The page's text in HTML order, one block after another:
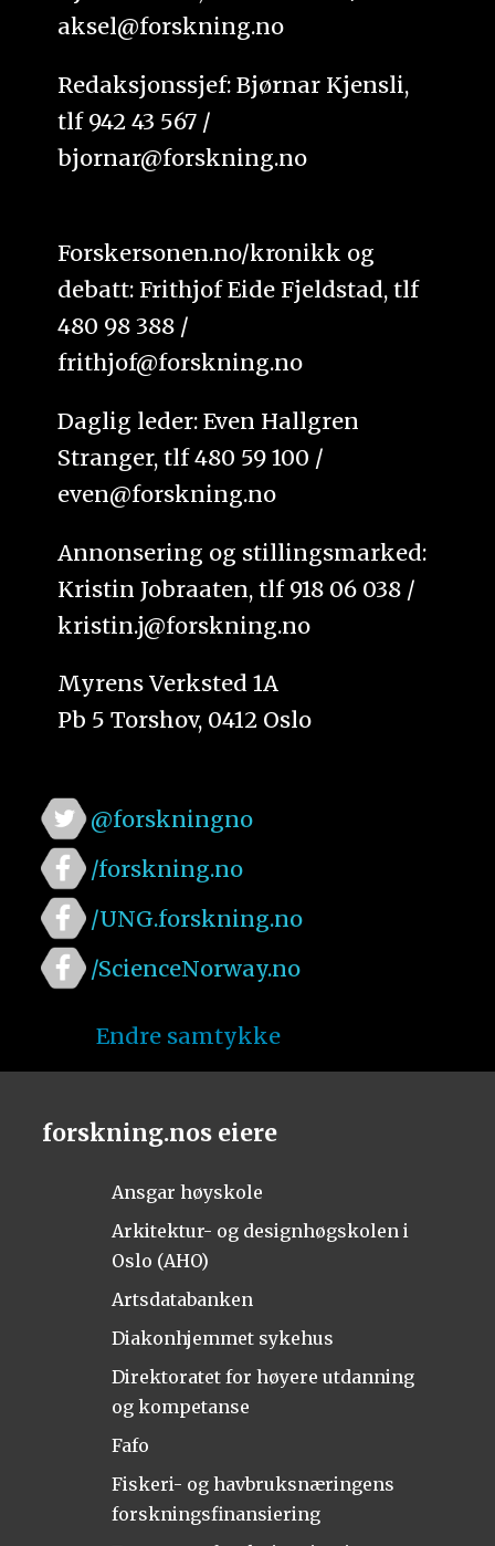
aksel@forskning.no
Redaksjonssjef: Bjørnar Kjensli,
tlf 942 43 567 /
bjornar@forskning.no
Forskersonen.no/kronikk og
debatt: Frithjof Eide Fjeldstad, tlf
480 98 388 /
frithjof@forskning.no
Daglig leder: Even Hallgren
Stranger, tlf 480 59 100 /
even@forskning.no
Annonsering og stillingsmarked:
Kristin Jobraaten, tlf 918 06 038 /
kristin.j@forskning.no
Myrens Verksted 1A
Pb 5 Torshov, 0412 Oslo
@forskningno
/forskning.no
/UNG.forskning.no
/ScienceNorway.no
Endre samtykke
forskning.nos eiere
Ansgar høyskole
Arkitektur- og designhøgskolen i
Oslo (AHO)
Artsdatabanken
Diakonhjemmet sykehus
Direktoratet for høyere utdanning
og kompetanse
Fafo
Fiskeri- og havbruksnæringens
forskningsfinansiering